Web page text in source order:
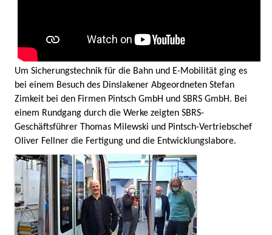
Um Sicherungstechnik für die Bahn und E-Mobilität ging es
bei einem Besuch des Dinslakener Abgeordneten Stefan
Zimkeit bei den Firmen Pintsch GmbH und SBRS GmbH. Bei
einem Rundgang durch die Werke zeigten SBRS-
Geschäftsführer Thomas Milewski und Pintsch-Vertriebschef
Oliver Fellner die Fertigung und die Entwicklungslabore.